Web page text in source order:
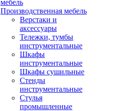
Производственная мебель
Верстаки и
аксессуары
Тележки, тумбы
инструментальные
Шкафы
инструментальные
Шкафы сушильные
Стенды
инструментальные
Cтулья
промышленные